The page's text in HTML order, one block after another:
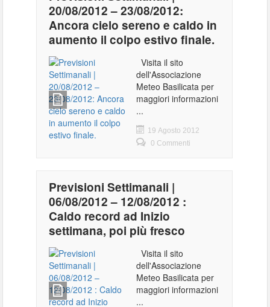
20/08/2012 – 23/08/2012:
Ancora cielo sereno e caldo in
aumento il colpo estivo finale.
Visita il sito
dell'Associazione
Meteo Basilicata per
maggiori informazioni
...
19 Agosto 2012
0 Commenti
Previsioni Settimanali |
06/08/2012 – 12/08/2012 :
Caldo record ad Inizio
settimana, poi più fresco
Visita il sito
dell'Associazione
Meteo Basilicata per
maggiori informazioni
...